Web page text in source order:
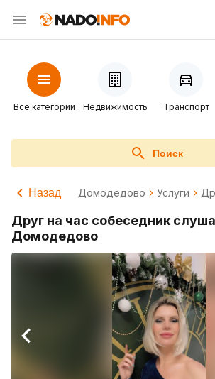
Все категории Недвижимость Транспорт
Поиск
Назад Домодедово Услуги
Друг на час собеседник
Домодедово